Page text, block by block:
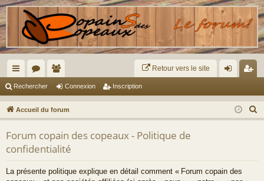
ac
co
ur
ci
or
u
m
s
m
br
es
Retour vers le site
ne
xi
cri
pti
Rechercher Connexion Inscription
Accueil du forum
e
Forum copain des copeaux - Politique de
confidentialité
La présente politique explique en détail comment « Forum copain des